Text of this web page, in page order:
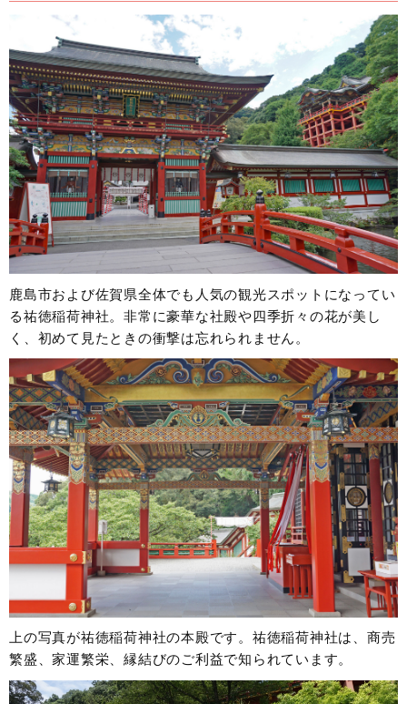
鹿島市および佐賀県全体でも人気の観光スポットになってい
る祐徳稲荷神社。非常に豪華な社殿や四季折々の花が美し
く、初めて見たときの衝撃は忘れられません。
上の写真が祐徳稲荷神社の本殿です。祐徳稲荷神社は、商売
繁盛、家運繁栄、縁結びのご利益で知られています。